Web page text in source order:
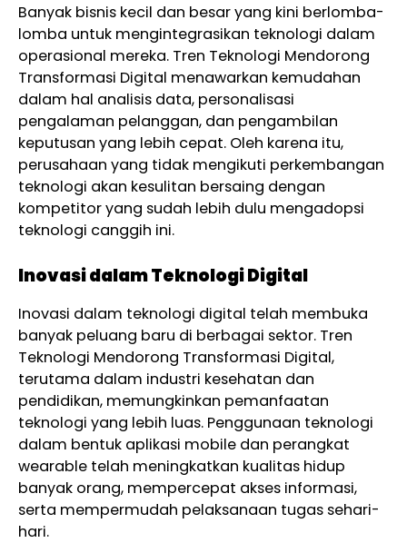
Banyak bisnis kecil dan besar yang kini berlomba-
lomba untuk mengintegrasikan teknologi dalam
operasional mereka. Tren Teknologi Mendorong
Transformasi Digital menawarkan kemudahan
dalam hal analisis data, personalisasi
pengalaman pelanggan, dan pengambilan
keputusan yang lebih cepat. Oleh karena itu,
perusahaan yang tidak mengikuti perkembangan
teknologi akan kesulitan bersaing dengan
kompetitor yang sudah lebih dulu mengadopsi
teknologi canggih ini.
Inovasi dalam Teknologi Digital
Inovasi dalam teknologi digital telah membuka
banyak peluang baru di berbagai sektor. Tren
Teknologi Mendorong Transformasi Digital,
terutama dalam industri kesehatan dan
pendidikan, memungkinkan pemanfaatan
teknologi yang lebih luas. Penggunaan teknologi
dalam bentuk aplikasi mobile dan perangkat
wearable telah meningkatkan kualitas hidup
banyak orang, mempercepat akses informasi,
serta mempermudah pelaksanaan tugas sehari-
hari.